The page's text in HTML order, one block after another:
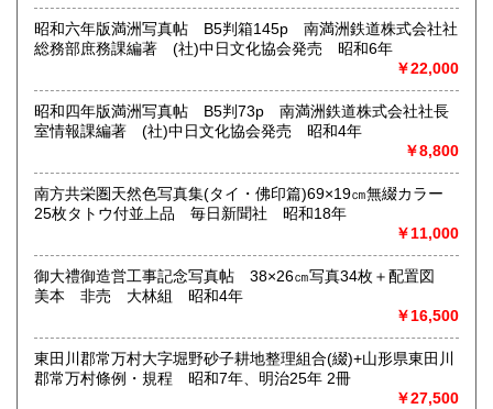
沿線名：(無店舗)
最寄駅：(無店舗)
営業時間：10:00〜18:00
書籍の買取について
取り扱い分野
古典籍、近代文献、趣味、サブカルチャー、古書一般（その
和本・開拓/植民資料・戦時資料・文学一般・詩歌句集・児童
書 ・児童資料・芸能/サブカル・広告資料・ポスター・版画/
刷り物 ・絵葉書・双六・地図/鳥瞰図
昭和六年版満洲写真帖 B5判箱145p 南満洲鉄道株式会社社
総務部庶務課編著 (社)中日文化協会発売 昭和6年
￥22,000
昭和四年版満洲写真帖 B5判73p 南満洲鉄道株式会社社長
室情報課編著 (社)中日文化協会発売 昭和4年
￥8,800
南方共栄圏天然色写真集(タイ・佛印篇)69×19㎝無綴カラー
25枚タトウ付並上品 毎日新聞社 昭和18年
￥11,000
御大禮御造営工事記念写真帖 38×26㎝写真34枚＋配置図
美本 非売 大林組 昭和4年
￥16,500
東田川郡常万村大字堀野砂子耕地整理組合(綴)+山形県東田川
郡常万村條例・規程 昭和7年、明治25年 2冊
￥27,500